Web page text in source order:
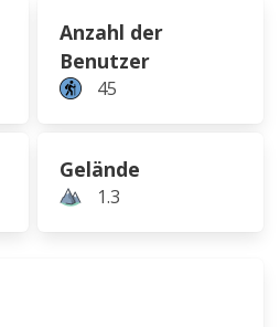
Anzahl der
Benutzer
45
Gelände
1.3